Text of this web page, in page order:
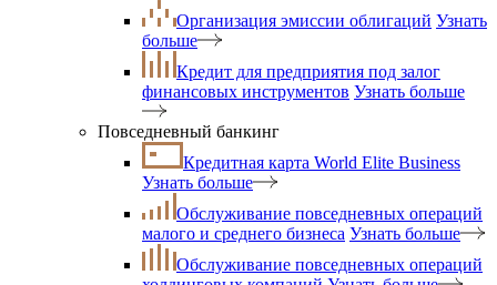
Организация эмиссии облигаций Узнать
больше
Кредит для предприятия под залог
финансовых инструментов Узнать больше
Повседневный банкинг
Кредитная карта World Elite Business
Узнать больше
Обслуживание повседневных операций
малого и среднего бизнеса Узнать больше
Обслуживание повседневных операций